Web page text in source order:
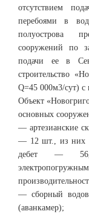
отсутствием
перебоями в
полуострова
сооружений по
подачи ее в
строительство
Q=45 000м3/сут)
Объект
основных
— артезианские
— 12 шт., из них 2
дебет —
— сборный
(аванкамер);